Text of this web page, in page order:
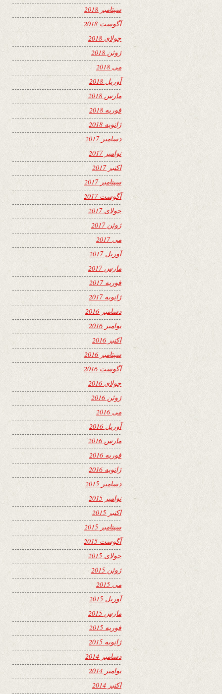
سپتامبر 2018
آگوست 2018
جولای 2018
ژوئن 2018
می 2018
آوریل 2018
مارس 2018
فوریه 2018
ژانویه 2018
دسامبر 2017
نوامبر 2017
اکتبر 2017
سپتامبر 2017
آگوست 2017
جولای 2017
ژوئن 2017
می 2017
آوریل 2017
مارس 2017
فوریه 2017
ژانویه 2017
دسامبر 2016
نوامبر 2016
اکتبر 2016
سپتامبر 2016
آگوست 2016
جولای 2016
ژوئن 2016
می 2016
آوریل 2016
مارس 2016
فوریه 2016
ژانویه 2016
دسامبر 2015
نوامبر 2015
اکتبر 2015
سپتامبر 2015
آگوست 2015
جولای 2015
ژوئن 2015
می 2015
آوریل 2015
مارس 2015
فوریه 2015
ژانویه 2015
دسامبر 2014
نوامبر 2014
اکتبر 2014